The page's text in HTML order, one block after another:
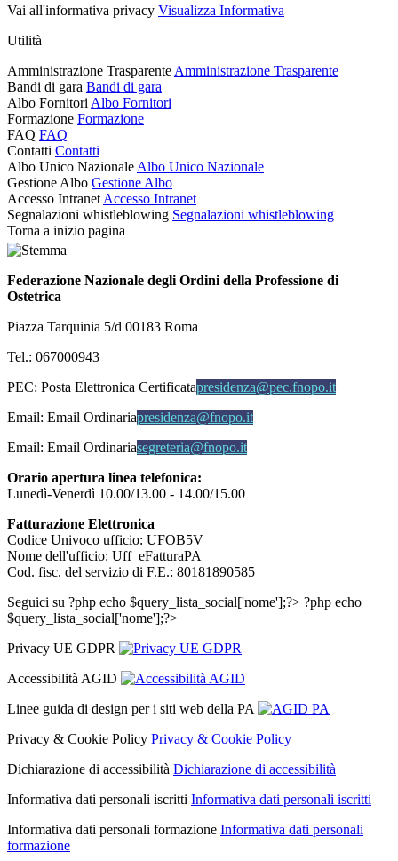
Vai all'informativa privacy Visualizza Informativa
Utilità
Amministrazione Trasparente Amministrazione Trasparente
Bandi di gara Bandi di gara
Albo Fornitori Albo Fornitori
Formazione Formazione
FAQ FAQ
Contatti Contatti
Albo Unico Nazionale Albo Unico Nazionale
Gestione Albo Gestione Albo
Accesso Intranet Accesso Intranet
Segnalazioni whistleblowing Segnalazioni whistleblowing
Torna a inizio pagina
Federazione Nazionale degli Ordini della Professione di
Ostetrica
Piazza Tarquinia 5/d 00183 Roma
Tel.: 067000943
PEC: Posta Elettronica Certificatapresidenza@pec.fnopo.it
Email: Email Ordinariapresidenza@fnopo.it
Email: Email Ordinariasegreteria@fnopo.it
Orario apertura linea telefonica:
Lunedì-Venerdì 10.00/13.00 - 14.00/15.00
Fatturazione Elettronica
Codice Univoco ufficio: UFOB5V
Nome dell'ufficio: Uff_eFatturaPA
Cod. fisc. del servizio di F.E.: 80181890585
Seguici su ?php echo $query_lista_social['nome'];?> ?php echo
$query_lista_social['nome'];?>
Privacy UE GDPR
Accessibilità AGID
Linee guida di design per i siti web della PA
Privacy & Cookie Policy Privacy & Cookie Policy
Dichiarazione di accessibilità Dichiarazione di accessibilità
Informativa dati personali iscritti Informativa dati personali iscritti
Informativa dati personali formazione Informativa dati personali
formazione